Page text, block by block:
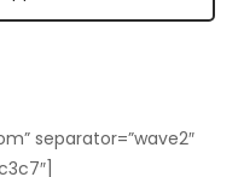
separator=”wave2″